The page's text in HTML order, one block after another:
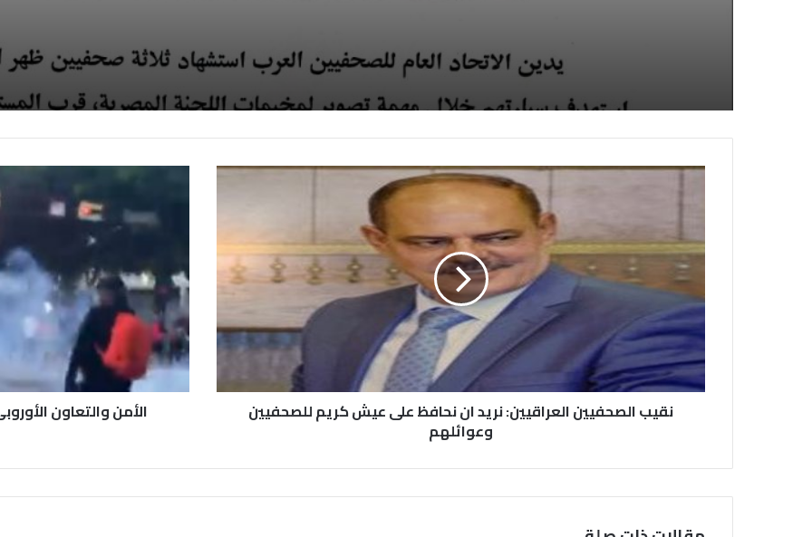
نقيب الصحفيين العراقيين: نريد ان نحافظ على عيش كريم للصحفيين
وعوائلهم
الأمن والتعاون